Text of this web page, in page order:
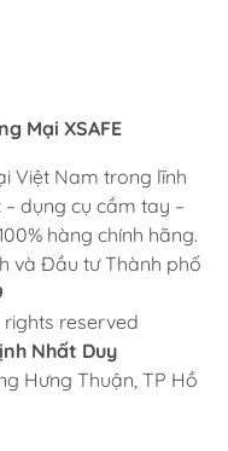
Mại XSAFE
Việt Nam trong lĩnh
dụng cụ cầm tay –
hàng chính hãng.
và Đầu tư Thành phố
rights reserved
Nhất Duy
Hưng Thuận, TP Hồ